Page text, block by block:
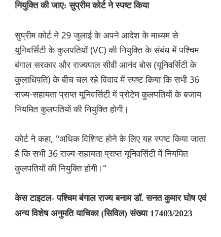
नियुक्ति की जाए: सुप्रीम कोर्ट ने स्पष्ट किया
सुप्रीम कोर्ट ने 29 जुलाई के अपने आदेश के माध्यम से
यूनिवर्सिटी के कुलपतियों (VC) की नियुक्ति के संबंध में पश्चिम
बंगाल सरकार और राज्यपाल सीवी आनंद बोस (यूनिवर्सिटी के
कुलाधिपति) के बीच चल रहे विवाद में स्पष्ट किया कि सभी 36
राज्य-सहायता प्राप्त यूनिवर्सिटी में प्रोटेम कुलपतियों के बजाय
नियमित कुलपतियों की नियुक्ति होगी।
कोर्ट ने कहा, "अधिक विशिष्ट होने के लिए यह स्पष्ट किया जाता
है कि सभी 36 राज्य-सहायता प्राप्त यूनिवर्सिटी में नियमित
कुलपतियों की नियुक्ति होगी।”
केस टाइटल- पश्चिम बंगाल राज्य बनाम डॉ. सनत कुमार घोष एवं
अन्य विशेष अनुमति याचिका (सिविल) संख्या 17403/2023